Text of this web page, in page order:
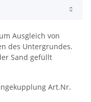
Ausgleich von
des Untergrundes.
Sand gefüllt
Art.Nr.